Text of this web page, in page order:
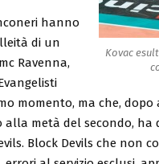
Kovac
hanno
di un
Ravenna,
momento, ma che,
alla metà del secondo, ha
Block Devils che non